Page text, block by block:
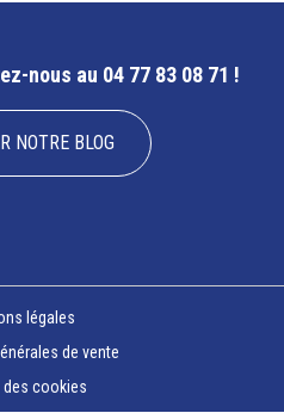
nous au 04 77 83 08 71 !
NOTRE BLOG
légales
de vente
des cookies